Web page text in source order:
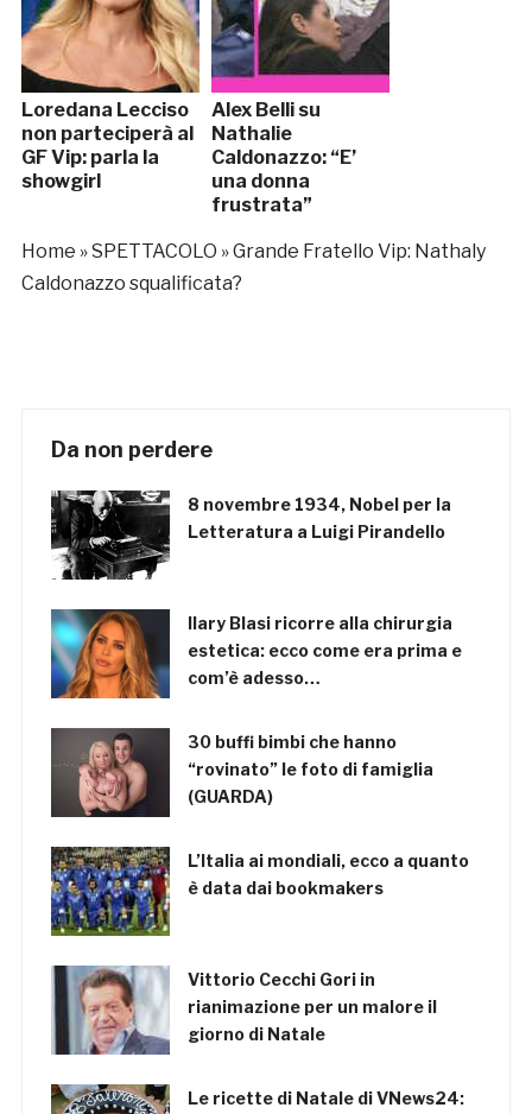
Loredana Lecciso
non parteciperà al
GF Vip: parla la
showgirl
Alex Belli su
Nathalie
Caldonazzo: “E’
una donna
frustrata”
Home »SPETTACOLO »Grande Fratello Vip: Nathaly
Caldonazzo squalificata?
Da non perdere
8 novembre 1934, Nobel per la
Letteratura a Luigi Pirandello
Ilary Blasi ricorre alla chirurgia
estetica: ecco come era prima e
com’è adesso…
30 buffi bimbi che hanno
“rovinato” le foto di famiglia
(GUARDA)
L’Italia ai mondiali, ecco a quanto
è data dai bookmakers
Vittorio Cecchi Gori in
rianimazione per un malore il
giorno di Natale
Le ricette di Natale di VNews24: